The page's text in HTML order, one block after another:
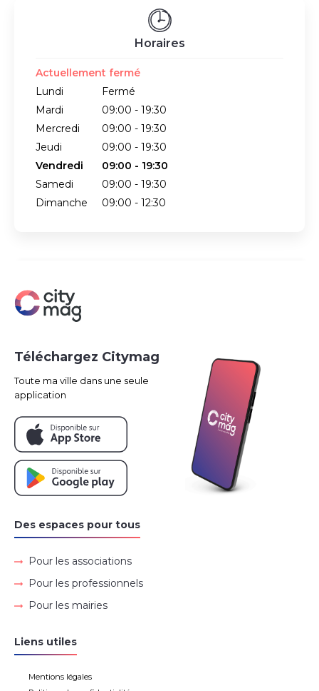
Horaires
Actuellement fermé
Lundi
Fermé
Mardi
09:00 - 19:30
Mercredi
09:00 - 19:30
Jeudi
09:00 - 19:30
Vendredi
09:00 - 19:30
Samedi
09:00 - 19:30
Dimanche
09:00 - 12:30
Des espaces pour tous
Pour les associations
Pour les professionnels
Pour les mairies
Liens utiles
Mentions légales
Téléchargez Citymag
Toute ma ville dans une seule
application